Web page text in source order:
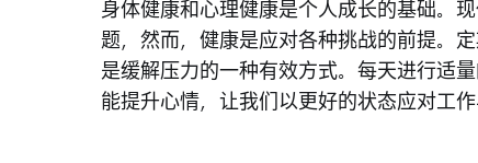
身体健康和心理健康是个人成长的基础。
题，然而，健康是应对各种挑战的前提。
是缓解压力的一种有效方式。每天进行适
能提升心情，让我们以更好的状态应对工作